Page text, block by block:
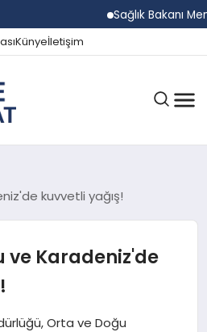
Sağlık Bakanı
Künyeİletişim
kuvvetli yağış!
ve Karadeniz'de
Orta ve Doğu